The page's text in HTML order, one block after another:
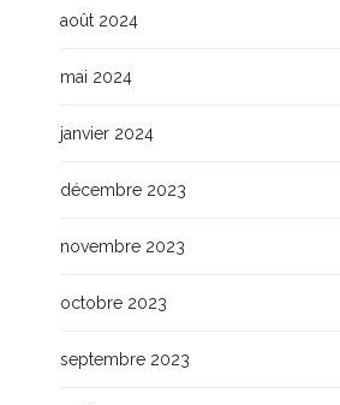
août 2024
mai 2024
janvier 2024
décembre 2023
novembre 2023
octobre 2023
septembre 2023